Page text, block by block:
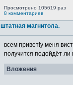
Просмотрено 105619 раз
8 комментариев
штатная магнитола.
всем привет!у меня
получится подойдёт ли
Вложения